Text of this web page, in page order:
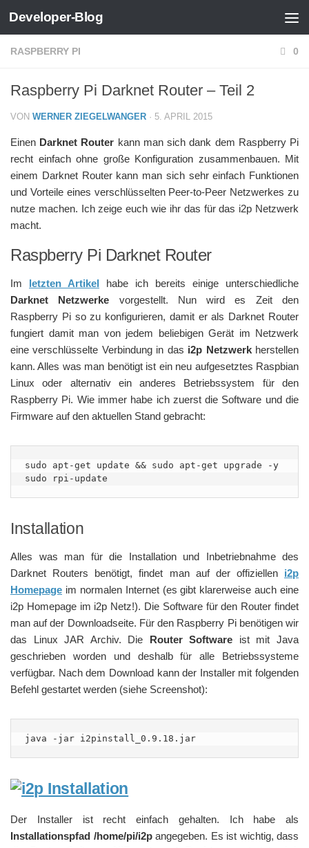
Zum Inhalt springen
Developer-Blog
RASPBERRY PI 0
Raspberry Pi Darknet Router – Teil 2
VON WERNER ZIEGELWANGER · 5. APRIL 2015
Einen Darknet Router kann man sich dank dem Raspberry Pi
recht einfach ohne große Konfiguration zusammenbauen. Mit
einem Darknet Router kann man sich sehr einfach Funktionen
und Vorteile eines verschlüsselten Peer-to-Peer Netzwerkes zu
nutze machen. Ich zeige euch wie ihr das für das i2p Netzwerk
macht.
Raspberry Pi Darknet Router
Im letzten Artikel habe ich bereits einige unterschiedliche
Darknet Netzwerke vorgestellt. Nun wird es Zeit den
Raspberry Pi so zu konfigurieren, damit er als Darknet Router
fungiert damit man von jedem beliebigen Gerät im Netzwerk
eine verschlüsselte Verbindung in das i2p Netzwerkherstellen
kann. Alles was man benötigt ist ein neu aufgesetztes Raspbian
Linux oder alternativ ein anderes Betriebssystem für den
Raspberry Pi. Wie immer habe ich zuerst die Software und die
Firmware auf den aktuellen Stand gebracht:
sudo apt-get update && sudo apt-get upgrade -y
sudo rpi-update
Installation
Alles was man für die Installation und Inbetriebnahme des
Darknet Routers benötigt, findet man auf der offiziellen i2p
Homepage im normalen Internet (es gibt klarerweise auch eine
i2p Homepage im i2p Netz!). Die Software für den Router findet
man auf der Downloadseite. Für den Raspberry Pi benötigen wir
das Linux JAR Archiv. Die Router Software ist mit Java
geschrieben worden und deshalb für alle Betriebssysteme
verfügbar. Nach dem Download kann der Installer mit folgenden
Befehl gestartet werden (siehe Screenshot):
java -jar i2pinstall_0.9.18.jar
Der Installer ist recht einfach gehalten. Ich habe als
Installationspfad /home/pi/i2pangegeben. Es ist wichtig, dass